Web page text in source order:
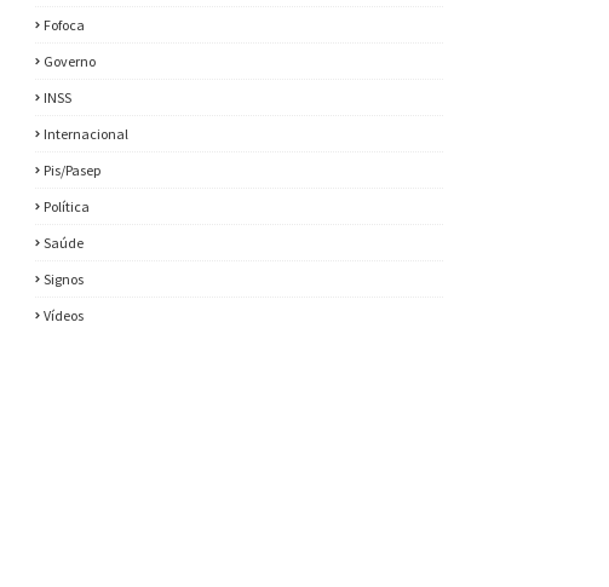
Fofoca
Governo
INSS
Internacional
Pis/Pasep
Política
Saúde
Signos
Vídeos